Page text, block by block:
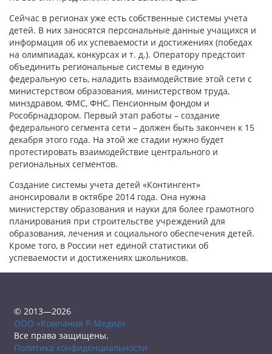
Сейчас в регионах уже есть собственные системы учета
детей. В них заносятся персональные данные учащихся и
информация об их успеваемости и достижениях (победах
на олимпиадах, конкурсах и т. д.). Оператору предстоит
объединить региональные системы в единую
федеральную сеть, наладить взаимодействие этой сети с
министерством образования, министерством труда,
минздравом, ФМС, ФНС, Пенсионным фондом и
Рособрнадзором. Первый этап работы – создание
федерального сегмента сети – должен быть закончен к 15
декабря этого года. На этой же стадии нужно будет
протестировать взаимодействие центрального и
региональных сегментов.
Создание системы учета детей «Контингент»
анонсировали в октябре 2014 года. Она нужна
министерству образования и науки для более грамотного
планирования при строительстве учреждений для
образования, лечения и социального обеспечения детей.
Кроме того, в России нет единой статистики об
успеваемости и достижениях школьников.
© 2013—2026
ООО «Компания Р-Медиа»
Все права защищены.
Политика конфиденциальности